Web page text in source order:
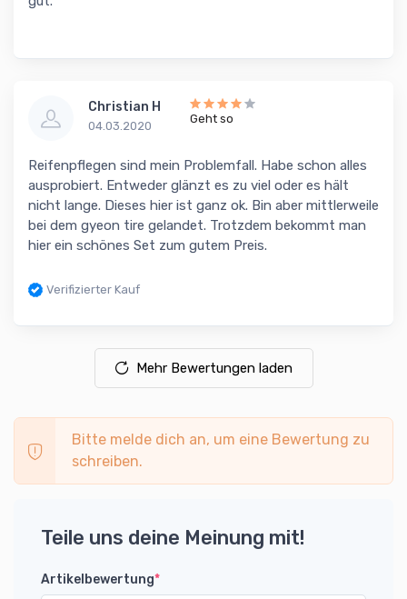
Christian H
04.03.2020
Geht so
Reifenpflegen sind mein Problemfall. Habe schon alles
ausprobiert. Entweder glänzt es zu viel oder es hält
nicht lange. Dieses hier ist ganz ok. Bin aber mittlerweile
bei dem gyeon tire gelandet. Trotzdem bekommt man
hier ein schönes Set zum gutem Preis.
Verifizierter Kauf
Mehr Bewertungen laden
Bitte melde dich an, um eine Bewertung zu
schreiben.
Teile uns deine Meinung mit!
Artikelbewertung*